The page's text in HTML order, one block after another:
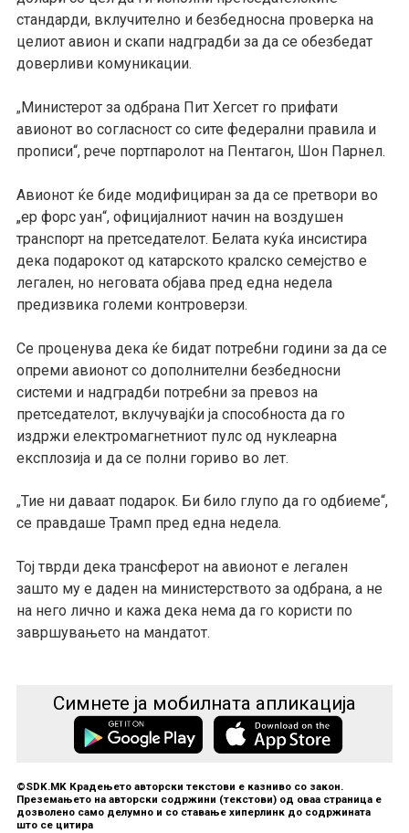
стандарди, вклучително и безбедносна проверка на
целиот авион и скапи надградби за да се обезбедат
доверливи комуникации.
„Министерот за одбрана Пит Хегсет го прифати
авионот во согласност со сите федерални правила и
прописи“, рече портпаролот на Пентагон, Шон Парнел.
Авионот ќе биде модифициран за да се претвори во
„ер форс уан“, официјалниот начин на воздушен
транспорт на претседателот. Белата куќа инсистира
дека подарокот од катарското кралско семејство е
легален, но неговата објава пред една недела
предизвика големи контроверзи.
Се проценува дека ќе бидат потребни години за да се
опреми авионот со дополнителни безбедносни
системи и надградби потребни за превоз на
претседателот, вклучувајќи ја способноста да го
издржи електромагнетниот пулс од нуклеарна
експлозија и да се полни гориво во лет.
„Тие ни даваат подарок. Би било глупо да го одбиеме“,
се правдаше Трамп пред една недела.
Тој тврди дека трансферот на авионот е легален
зашто му е даден на министерството за одбрана, а не
на него лично и кажа дека нема да го користи по
завршувањето на мандатот.
Симнете ја мобилната апликација
©SDK.MK Крадењето авторски текстови е казниво со закон.
Преземањето на авторски содржини (текстови) од оваа страница е
дозволено само делумно и со ставање хиперлинк до содржината
што се цитира